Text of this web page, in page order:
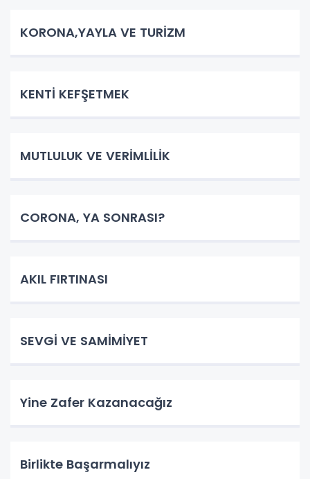
KORONA,YAYLA VE TURİZM
KENTİ KEFŞETMEK
MUTLULUK VE VERİMLİLİK
CORONA, YA SONRASI?
AKIL FIRTINASI
SEVGİ VE SAMİMİYET
Yine Zafer Kazanacağız
Birlikte Başarmalıyız